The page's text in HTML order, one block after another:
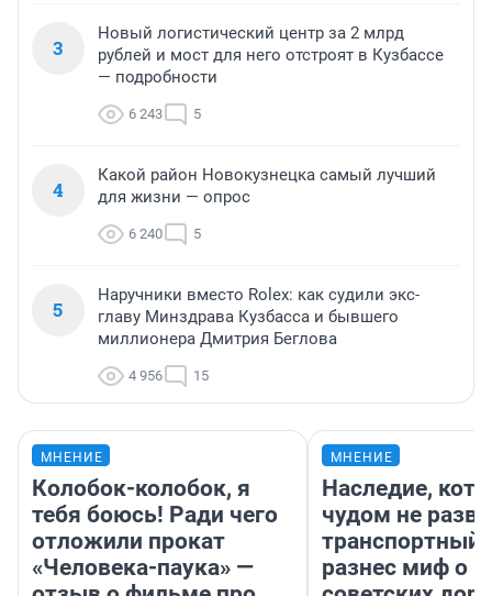
3
Новый логистический центр за 2 млрд
рублей и мост для него отстроят в Кузбассе
— подробности
6 243 5
4
Какой район Новокузнецка самый лучший
для жизни — опрос
6 240 5
5
Наручники вместо Rolex: как судили экс-
главу Минздрава Кузбасса и бывшего
миллионера Дмитрия Беглова
4 956 15
МНЕНИЕ
Колобок-колобок, я
тебя боюсь! Ради чего
отложили прокат
«Человека-паука» —
МНЕНИЕ
Наследие,
чудом не
транспортный
разнес миф о